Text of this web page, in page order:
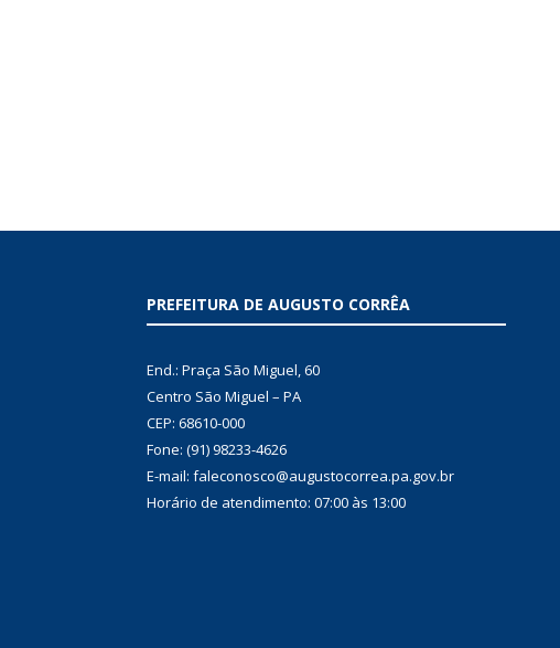
PREFEITURA DE AUGUSTO CORRÊA
End.: Praça São Miguel, 60
Centro São Miguel – PA
CEP: 68610-000
Fone: (91) 98233-4626
E-mail: faleconosco@augustocorrea.pa.gov.br
Horário de atendimento: 07:00 às 13:00